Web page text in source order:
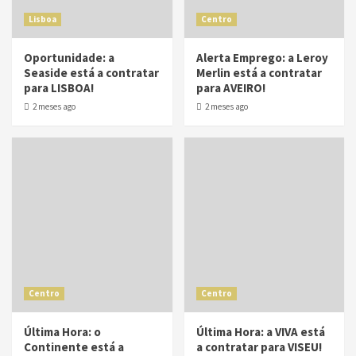
Lisboa
Oportunidade: a
Seaside está a contratar
para LISBOA!
2 meses ago
Centro
Alerta Emprego: a Leroy
Merlin está a contratar
para AVEIRO!
2 meses ago
Centro
Última Hora: o
Continente está a
Centro
Última Hora: a VIVA está
a contratar para VISEU!